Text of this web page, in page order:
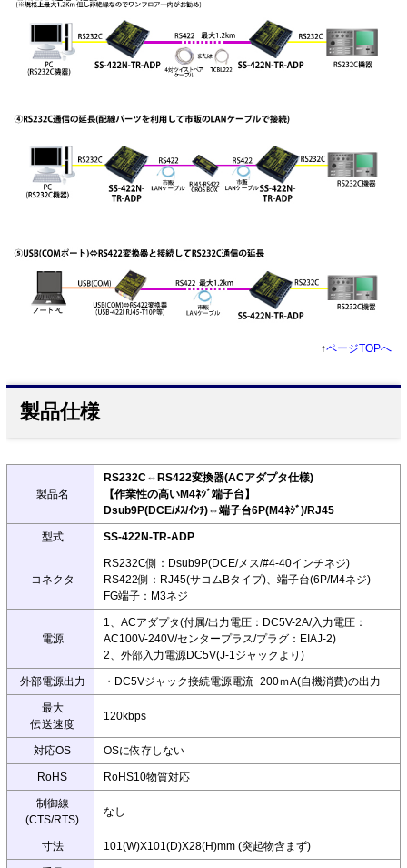
↑ページTOPへ
製品仕様
製品名
RS232C⇔RS422変換器(ACアダプタ仕様)
【作業性の高いM4ﾈｼﾞ端子台】
Dsub9P(DCE/ﾒｽ/ｲﾝﾁ)⇔端子台6P(M4ﾈｼﾞ)/RJ45
型式 SS-422N-TR-ADP
コネクタ
RS232C側：Dsub9P(DCE/メス/#4-40インチネジ)
RS422側：RJ45(サコムBタイプ)、端子台(6P/M4ネジ)
FG端子：M3ネジ
電源
1、ACアダプタ(付属/出力電圧：DC5V-2A/入力電圧：
AC100V-240V/センタープラス/プラグ：EIAJ-2)
2、外部入力電源DC5V(J-1ジャックより)
外部電源出力 ・DC5Vジャック接続電源電流−200ｍA(自機消費)の出力
最大
伝送速度
120kbps
対応OS OSに依存しない
RoHS RoHS10物質対応
制御線
(CTS/RTS)
なし
寸法 101(W)X101(D)X28(H)mm (突起物含まず)